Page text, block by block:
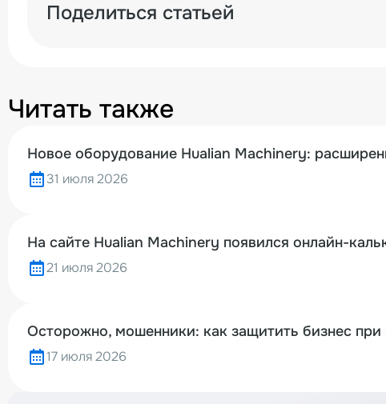
Поделиться статьей
Читать также
Новое оборудование Hualian Machinery:
31 июля 2026
На сайте Hualian Machinery появился онлайн-
21 июля 2026
Осторожно, мошенники: как защитить бизнес при
17 июля 2026